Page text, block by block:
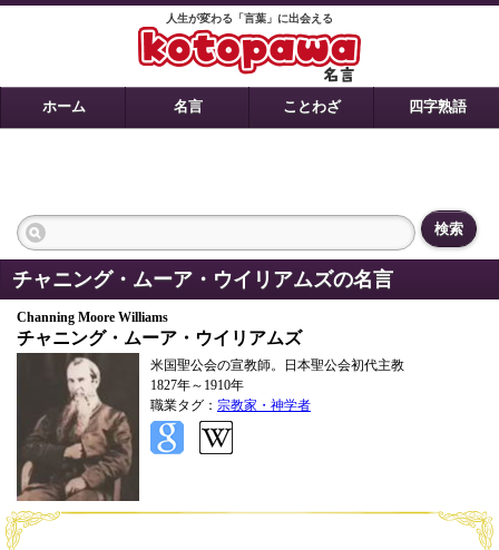
人生が変わる「言葉」に出会える
ホーム 名言 ことわざ 四字熟語
検索
チャニング・ムーア・ウイリアムズの名言
Channing Moore Williams
チャニング・ムーア・ウイリアムズ
米国聖公会の宣教師。日本聖公会初代主教
1827年～1910年
職業タグ： 宗教家・神学者